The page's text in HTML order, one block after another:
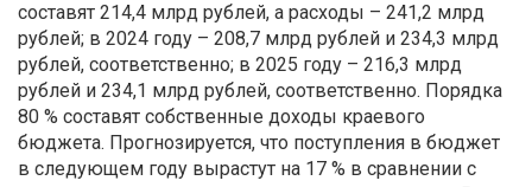
составят 214,4 млрд рублей, а расходы – 241,2 млрд
рублей; в 2024 году – 208,7 млрд рублей и 234,3 млрд
рублей, соответственно; в 2025 году – 216,3 млрд
рублей и 234,1 млрд рублей, соответственно. Порядка
80 % составят собственные доходы краевого
бюджета. Прогнозируется, что поступления в бюджет
в следующем году вырастут на 17 % в сравнении с